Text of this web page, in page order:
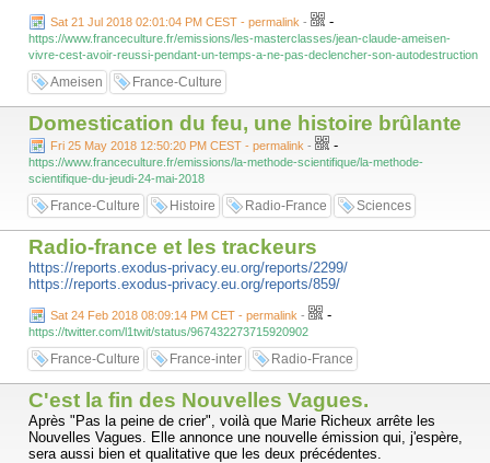
Sat 21 Jul 2018 02:01:04 PM CEST - permalink - -
https://www.franceculture.fr/emissions/les-masterclasses/jean-claude-ameisen-
vivre-cest-avoir-reussi-pendant-un-temps-a-ne-pas-declencher-son-autodestruction
Ameisen France-Culture
Domestication du feu, une histoire brûlante
Fri 25 May 2018 12:50:20 PM CEST - permalink - -
https://www.franceculture.fr/emissions/la-methode-scientifique/la-methode-
scientifique-du-jeudi-24-mai-2018
France-Culture Histoire Radio-France Sciences
Radio-france et les trackeurs
https://reports.exodus-privacy.eu.org/reports/2299/
https://reports.exodus-privacy.eu.org/reports/859/
Sat 24 Feb 2018 08:09:14 PM CET - permalink - -
https://twitter.com/l1twit/status/967432273715920902
France-Culture France-inter Radio-France
C'est la fin des Nouvelles Vagues.
Après "Pas la peine de crier", voilà que Marie Richeux arrête les
Nouvelles Vagues. Elle annonce une nouvelle émission qui, j'espère,
sera aussi bien et qualitative que les deux précédentes.